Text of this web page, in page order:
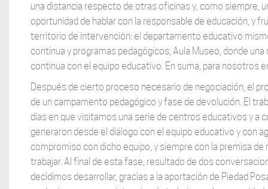
una distancia respecto de otras oficinas y, como siempre,
oportunidad de hablar con la responsable de educación, y
territorio de intervención: el departamento educativo
continua y programas pedagógicos, Aula Museo, donde
continua con el equipo educativo. En suma, para nosotros
Después de cierto proceso necesario de negociación, el
de un campamento pedagógico y fase de devolución. El
días en que visitamos una serie de centros educativos y
generaron desde el diálogo con el equipo educativo y con
compromiso con dicho equipo, y siempre con la premisa
trabajar. Al final de esta fase, resultado de dos
decidimos desarrollar, gracias a la aportación de Piedad